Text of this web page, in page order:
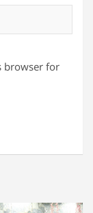
browser for